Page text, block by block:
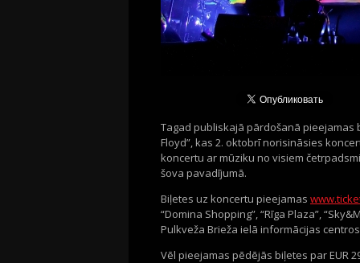
Tagad publiskajā pārdošanā pieejamas
Floyd”, kas 2. oktobrī norisināsies
koncertu ar mūziku no visiem
šova pavadījumā.
Biļetes uz koncertu pieejamas
“Domina Shopping”, “Rīga Plaza”,
Pulkveža Brieža ielā informācijas
Vēl pieejamas pēdējās biļetes par EUR